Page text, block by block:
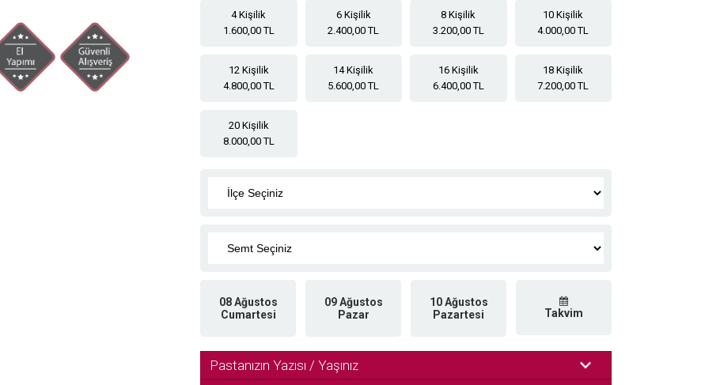
4 Kişilik
1.600,00 TL
6 Kişilik
2.400,00 TL
8 Kişilik
3.200,00 TL
10 Kişilik
4.000,00 TL
12 Kişilik
4.800,00 TL
14 Kişilik
5.600,00 TL
16 Kişilik
6.400,00 TL
18 Kişilik
7.200,00 TL
20 Kişilik
8.000,00 TL
08 Ağustos
Cumartesi
09 Ağustos
Pazar
10 Ağustos
Pazartesi
Takvim
Pastanızın Yazısı / Yaşınız